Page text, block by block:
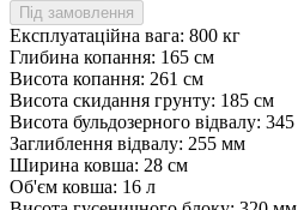
Під замовлення
Експлуатаційна вага: 800 кг
Глибина копання: 165 см
Висота копання: 261 см
Висота скидання грунту: 185 см
Висота бульдозерного відвалу:
Заглиблення відвалу: 255 мм
Ширина ковша: 28 см
Об'єм ковша: 16 л